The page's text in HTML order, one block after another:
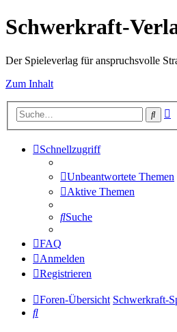
Schwerkraft-
Der Spieleverlag für anspruchsvolle
Zum Inhalt
Suche
Schnellzugriff
Unbeantwortete Themen
Aktive Themen
Suche
FAQ
Anmelden
Registrieren
Foren-Übersicht Schwerkraft-
Suche